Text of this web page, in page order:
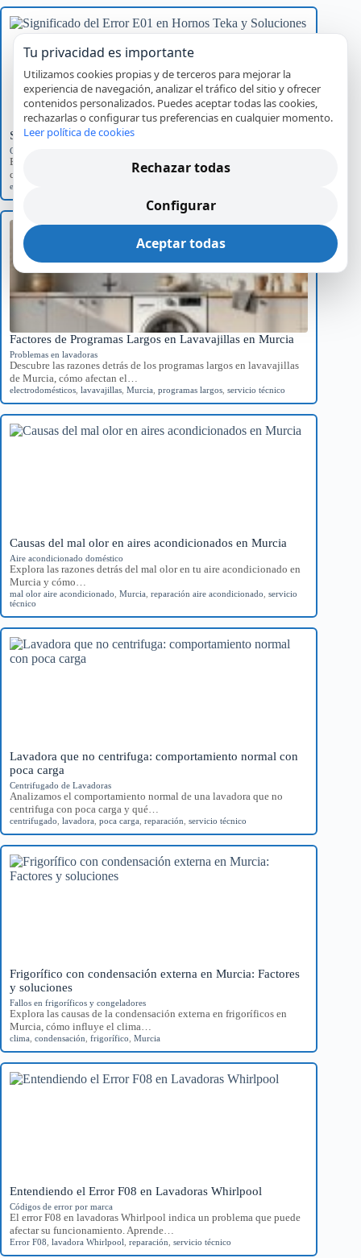
Significado del Error E01 en Hornos Teka y Soluciones
Códigos de error por marca
Explora el significado del error E01 en hornos Teka, sus causas
comunes y el impacto…
error E01
Factores de Programas Largos en Lavavajillas en Murcia
Problemas en lavadoras
Descubre las razones detrás de los programas largos en lavavajillas
de Murcia, cómo afectan el…
electrodomésticos lavavajillas Murcia programas largos servicio técnico
Causas del mal olor en aires acondicionados en Murcia
Aire acondicionado doméstico
Explora las razones detrás del mal olor en tu aire acondicionado en
Murcia y cómo…
mal olor aire acondicionado Murcia reparación aire acondicionado servicio
técnico
Lavadora que no centrifuga: comportamiento normal con
poca carga
Centrifugado de Lavadoras
Analizamos el comportamiento normal de una lavadora que no
centrifuga con poca carga y qué…
centrifugado lavadora poca carga reparación servicio técnico
Frigorífico con condensación externa en Murcia: Factores
y soluciones
Fallos en frigoríficos y congeladores
Explora las causas de la condensación externa en frigoríficos en
Murcia, cómo influye el clima…
clima condensación frigorífico Murcia
Entendiendo el Error F08 en Lavadoras Whirlpool
Códigos de error por marca
El error F08 en lavadoras Whirlpool indica un problema que puede
afectar su funcionamiento. Aprende…
Error F08 lavadora Whirlpool reparación servicio técnico
Tu privacidad es importante
Utilizamos cookies propias y de terceros para mejorar la
experiencia de navegación, analizar el tráfico del sitio y ofrecer
contenidos personalizados. Puedes aceptar todas las cookies,
rechazarlas o configurar tus preferencias en cualquier momento.
Leer política de cookies
Rechazar todas
Configurar
Aceptar todas